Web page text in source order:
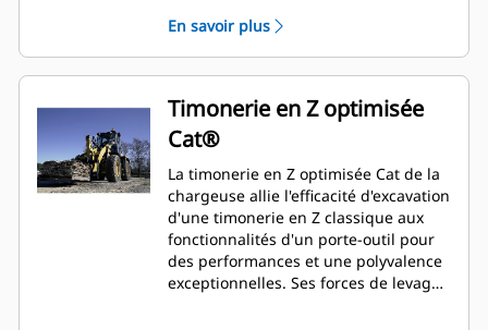
machine à l'application.
En savoir plus
Timonerie en Z optimisée
Cat®
La timonerie en Z optimisée Cat de la
chargeuse allie l'efficacité d'excavation
d'une timonerie en Z classique aux
fonctionnalités d'un porte-outil pour
des performances et une polyvalence
exceptionnelles. Ses forces de levage